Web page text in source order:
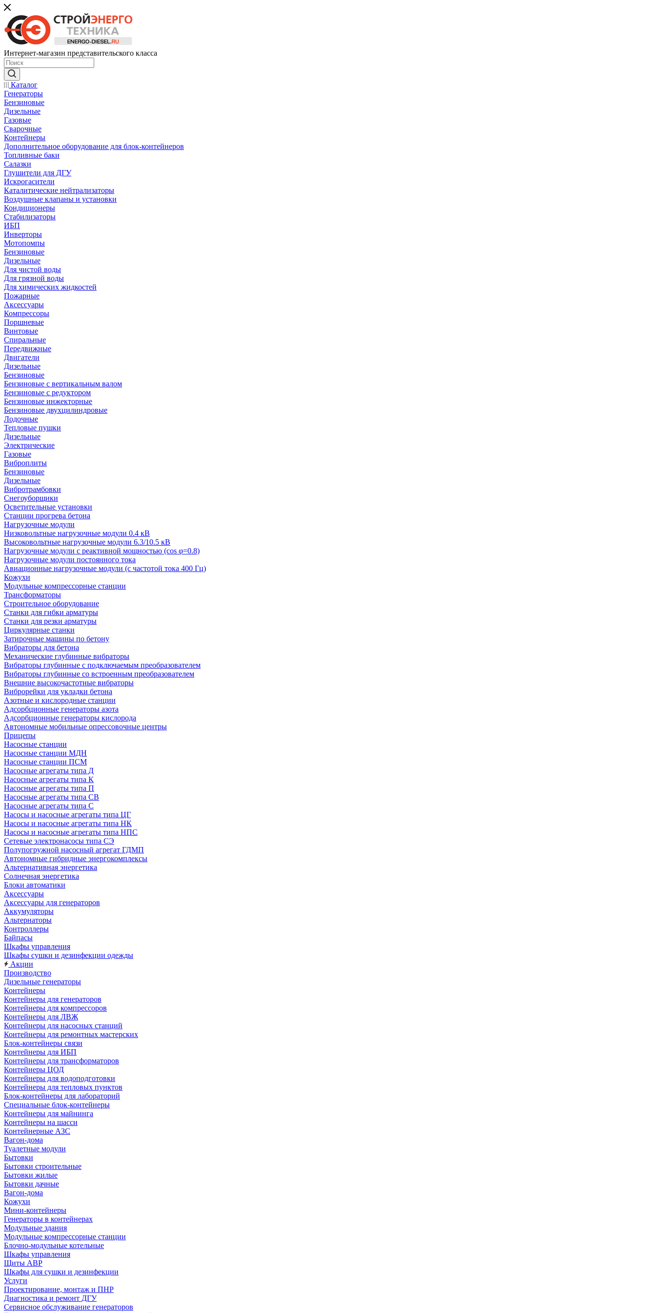
Интернет-магазин представительского класса
Каталог
Генераторы
Бензиновые
Дизельные
Газовые
Сварочные
Контейнеры
Дополнительное оборудование для блок-контейнеров
Топливные баки
Салазки
Глушители для ДГУ
Искрогасители
Каталитические нейтрализаторы
Воздушные клапаны и установки
Кондиционеры
Стабилизаторы
ИБП
Инверторы
Мотопомпы
Бензиновые
Дизельные
Для чистой воды
Для грязной воды
Для химических жидкостей
Пожарные
Аксессуары
Компрессоры
Поршневые
Винтовые
Спиральные
Передвижные
Двигатели
Дизельные
Бензиновые
Бензиновые с вертикальным валом
Бензиновые с редуктором
Бензиновые инжекторные
Бензиновые двухцилиндровые
Лодочные
Тепловые пушки
Дизельные
Электрические
Газовые
Виброплиты
Бензиновые
Дизельные
Вибротрамбовки
Снегоуборщики
Осветительные установки
Станции прогрева бетона
Нагрузочные модули
Низковольтные нагрузочные модули 0.4 кВ
Высоковольтные нагрузочные модули 6.3/10.5 кВ
Нагрузочные модули с реактивной мощностью (cos φ=0.8)
Нагрузочные модули постоянного тока
Авиационные нагрузочные модули (с частотой тока 400 Гц)
Кожухи
Модульные компрессорные станции
Трансформаторы
Строительное оборудование
Станки для гибки арматуры
Станки для резки арматуры
Циркулярные станки
Затирочные машины по бетону
Вибраторы для бетона
Механические глубинные вибраторы
Вибраторы глубинные с подключаемым преобразователем
Вибраторы глубинные со встроенным преобразователем
Внешние высокочастотные вибраторы
Виброрейки для укладки бетона
Азотные и кислородные станции
Адсорбционные генераторы азота
Адсорбционные генераторы кислорода
Автономные мобильные опрессовочные центры
Прицепы
Насосные станции
Насосные станции МДН
Насосные станции ПСМ
Насосные агрегаты типа Д
Насосные агрегаты типа К
Насосные агрегаты типа П
Насосные агрегаты типа СВ
Насосные агрегаты типа С
Насосы и насосные агрегаты типа ЦГ
Насосы и насосные агрегаты типа НК
Насосы и насосные агрегаты типа НПС
Сетевые электронасосы типа СЭ
Полупогружной насосный агрегат ГДМП
Автономные гибридные энергокомплексы
Альтернативная энергетика
Солнечная энергетика
Блоки автоматики
Аксессуары
Аксессуары для генераторов
Аккумуляторы
Альтернаторы
Контроллеры
Байпасы
Шкафы управления
Шкафы сушки и дезинфекции одежды
Акции
Производство
Дизельные генераторы
Контейнеры
Контейнеры для генераторов
Контейнеры для компрессоров
Контейнеры для ЛВЖ
Контейнеры для насосных станций
Контейнеры для ремонтных мастерских
Блок-контейнеры связи
Контейнеры для ИБП
Контейнеры для трансформаторов
Контейнеры ЦОД
Контейнеры для водоподготовки
Контейнеры для тепловых пунктов
Блок-контейнеры для лабораторий
Специальные блок-контейнеры
Контейнеры для майнинга
Контейнеры на шасси
Контейнерные АЗС
Вагон-дома
Туалетные модули
Бытовки
Бытовки строительные
Бытовки жилые
Бытовки дачные
Вагон-дома
Кожухи
Мини-контейнеры
Генераторы в контейнерах
Модульные здания
Модульные компрессорные станции
Блочно-модульные котельные
Шкафы управления
Щиты АВР
Шкафы для сушки и дезинфекции
Услуги
Проектирование, монтаж и ПНР
Диагностика и ремонт ДГУ
Сервисное обслуживание генераторов